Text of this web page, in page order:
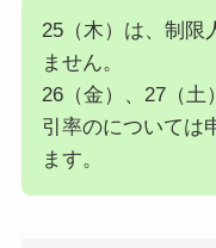
25（木）は、制限
ません。
26（金）、27（土
引率のについては
ます。